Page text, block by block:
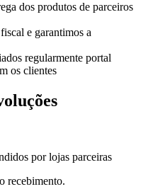
dos produtos de parceiros
e garantimos a
regularmente portal
os clientes
por lojas parceiras
recebimento.